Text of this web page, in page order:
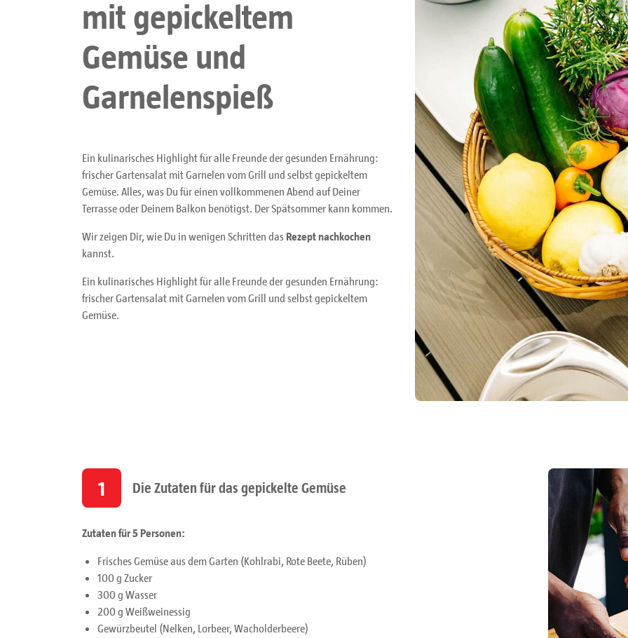
mit gepickeltem
Gemüse und
Garnelenspieß
Ein kulinarisches Highlight für alle Freunde der gesunden Ernährung:
frischer Gartensalat mit Garnelen vom Grill und selbst gepickeltem
Gemüse. Alles, was Du für einen vollkommenen Abend auf Deiner
Terrasse oder Deinem Balkon benötigst. Der Spätsommer kann kommen.
Wir zeigen Dir, wie Du in wenigen Schritten das Rezept nachkochen
kannst.
Ein kulinarisches Highlight für alle Freunde der gesunden Ernährung:
frischer Gartensalat mit Garnelen vom Grill und selbst gepickeltem
Gemüse.
1 Die Zutaten für das gepickelte Gemüse
Zutaten für 5 Personen:
Frisches Gemüse aus dem Garten (Kohlrabi, Rote Beete, Rüben)
100 g Zucker
300 g Wasser
200 g Weißweinessig
Gewürzbeutel (Nelken, Lorbeer, Wacholderbeere)